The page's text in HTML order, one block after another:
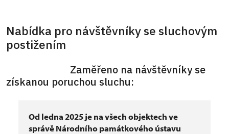
Nabídka pro návštěvníky se sluchovým
postižením
Zaměřeno na návštěvníky se
získanou poruchou sluchu:
Od ledna 2025 je na všech objektech ve
správě Národního památkového ústavu